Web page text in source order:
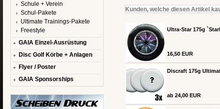
Schule + Verein
Schul-Pakete
Ultimate Trainings-Pakete
Freestyle
GAIA Einzel-Ausrüstung
Disc Golf Körbe + Anlagen
Flyer / Poster
GAIA Sponsorships
Kunden, welche diesen Artikel
Ultra-Star 175g
16,50 EUR
Discraft 175g
ab 24,00 EUR